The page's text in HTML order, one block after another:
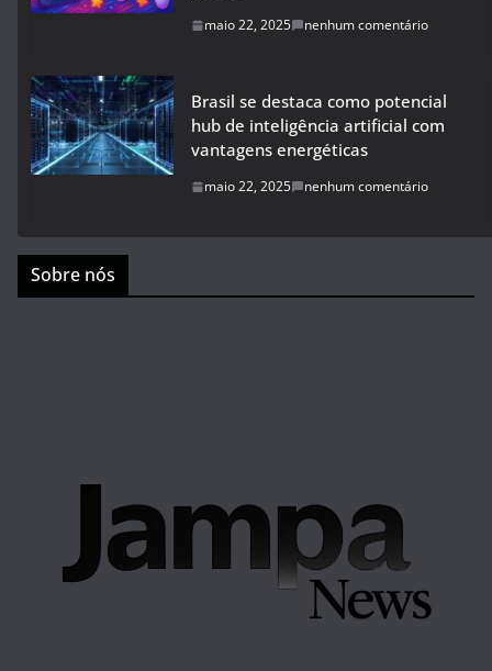
maio 22, 2025 nenhum comentário
Brasil se destaca como potencial
hub de inteligência artificial com
vantagens energéticas
maio 22, 2025 nenhum comentário
Sobre nós